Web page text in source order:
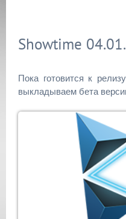
Showtime
Пока готовится к
выкладываем бета